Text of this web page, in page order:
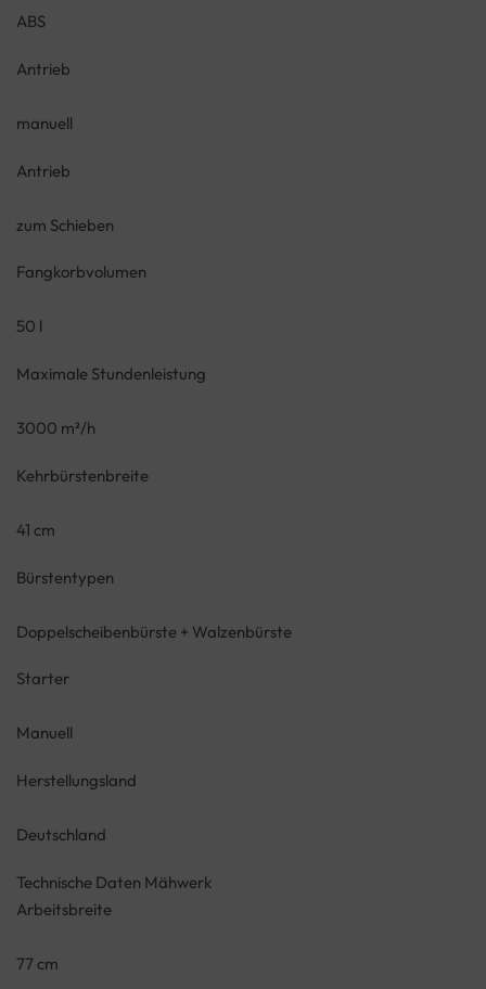
ABS
Antrieb
manuell
Antrieb
zum Schieben
Fangkorbvolumen
50 l
Maximale Stundenleistung
3000 m²/h
Kehrbürstenbreite
41 cm
Bürstentypen
Doppelscheibenbürste + Walzenbürste
Starter
Manuell
Herstellungsland
Deutschland
Technische Daten Mähwerk
Arbeitsbreite
77 cm